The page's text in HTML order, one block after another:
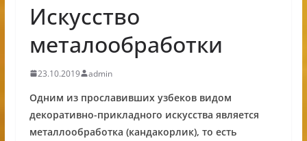
Искусство
металообработки
23.10.2019 admin
Одним из прославивших узбеков видом
декоративно-прикладного искусства является
металлообработка (кандакорлик), то есть